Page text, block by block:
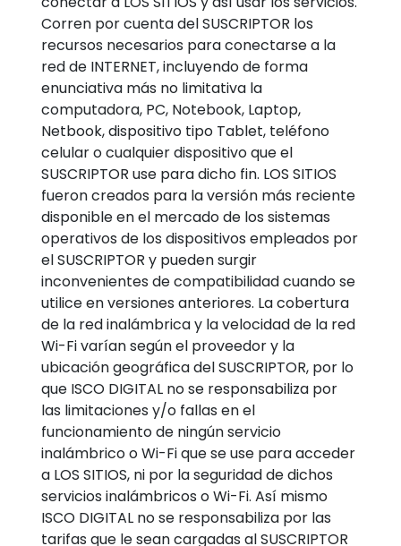
Corren por cuenta del SUSCRIPTOR los
recursos necesarios para conectarse a la
red de INTERNET, incluyendo de forma
enunciativa más no limitativa la
computadora, PC, Notebook, Laptop,
Netbook, dispositivo tipo Tablet, teléfono
celular o cualquier dispositivo que el
SUSCRIPTOR use para dicho fin. LOS SITIOS
fueron creados para la versión más reciente
disponible en el mercado de los sistemas
operativos de los dispositivos empleados por
el SUSCRIPTOR y pueden surgir
inconvenientes de compatibilidad cuando se
utilice en versiones anteriores. La cobertura
de la red inalámbrica y la velocidad de la red
Wi-Fi varían según el proveedor y la
ubicación geográfica del SUSCRIPTOR, por lo
que ISCO DIGITAL no se responsabiliza por
las limitaciones y/o fallas en el
funcionamiento de ningún servicio
inalámbrico o Wi-Fi que se use para acceder
a LOS SITIOS, ni por la seguridad de dichos
servicios inalámbricos o Wi-Fi. Así mismo
ISCO DIGITAL no se responsabiliza por las
tarifas que le sean cargadas al SUSCRIPTOR